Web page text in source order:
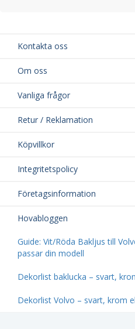
Kontakta oss
Om oss
Vanliga frågor
Retur / Reklamation
Köpvillkor
Integritetspolicy
Företagsinformation
Hovabloggen
Guide: Vit/Röda Bakljus till
passar din modell
Dekorlist baklucka – svart,
Dekorlist Volvo – svart, krom